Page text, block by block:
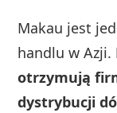
Makau jest
handlu w Azji.
otrzymują
dystrybucji